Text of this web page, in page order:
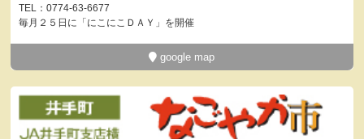
TEL：0774-63-6677
毎月２５日に「にこにこＤＡＹ」を開催
google map